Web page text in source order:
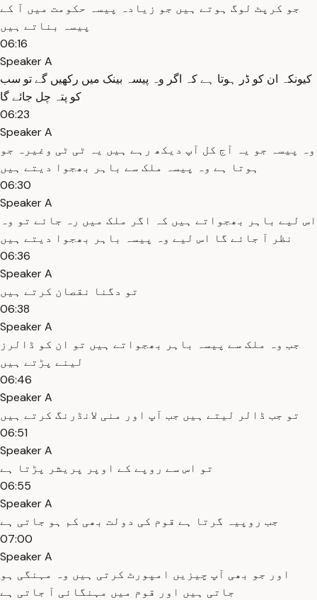
جو کرپٹ لوگ ہوتے ہیں جو زیادہ پیسہ حکومت میں آ کے
پیسہ بناتے ہیں
06:16
Speaker A
کیونکہ ان کو ڈر ہوتا ہے کہ اگر وہ پیسہ بینک میں رکھیں گے تو سب
کو پتہ چل جائے گا
06:23
Speaker A
وہ پیسہ جو یہ آج کل آپ دیکھ رہے ہیں یہ ٹی ٹی وغیرہ جو
ہوتا ہے وہ پیسہ ملک سے باہر بھجوا دیتے ہیں
06:30
Speaker A
اس لیے باہر بھجواتے ہیں کہ اگر ملک میں رہ جائے تو وہ
نظر آ جائے گا اس لیے وہ پیسہ باہر بھجوا دیتے ہیں
06:36
Speaker A
تو دگنا نقصان کرتے ہیں
06:38
Speaker A
جب وہ ملک سے پیسہ باہر بھجواتے ہیں تو ان کو ڈالرز
لینے پڑتے ہیں
06:46
Speaker A
تو جب ڈالر لیتے ہیں جب آپ اور منی لانڈرنگ کرتے ہیں
06:51
Speaker A
تو اس سے روپے کے اوپر پریشر پڑتا ہے
06:55
Speaker A
جب روپیہ گرتا ہے قوم کی دولت بھی کم ہو جاتی ہے
07:00
Speaker A
اور جو بھی آپ چیزیں امپورٹ کرتی ہیں وہ مہنگی ہو
جاتی ہیں اور قوم میں مہنگائی آ جاتی ہے